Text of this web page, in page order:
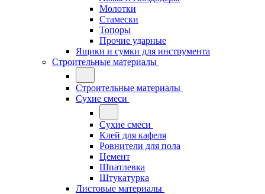
Молотки
Стамески
Топоры
Прочие ударные
Ящики и сумки для инструмента
Строительные материалы
Строительные материалы
Сухие смеси
Сухие смеси
Клей для кафеля
Ровнители для пола
Цемент
Шпатлевка
Штукатурка
Листовые материалы